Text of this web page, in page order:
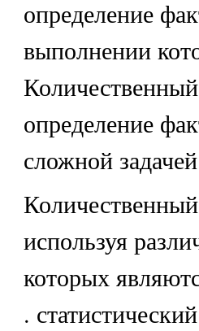
определение
выполнении
определение
сложной
используя
которых
.